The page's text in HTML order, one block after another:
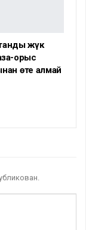
жүк
орыс
өте алмай